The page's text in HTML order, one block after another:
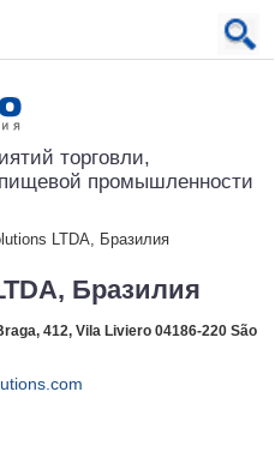
торговли,
промышленности
LTDA, Бразилия
Бразилия
412, Vila Liviero 04186-220 São